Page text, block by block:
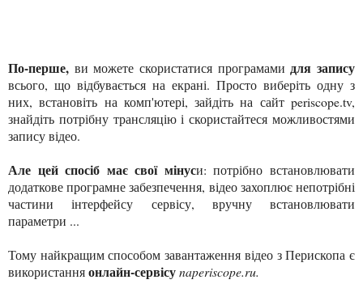
По-перше, ви можете скористатися програмамидля запису
всього, що відбувається на екрані. Просто виберіть одну з
них, встановіть на комп'ютері, зайдіть на сайт periscope.tv,
знайдіть потрібну трансляцію і скористайтеся можливостями
запису відео.
Але цей спосіб має свої мінуси: потрібно встановлювати
додаткове програмне забезпечення, відео захоплює непотрібні
частини інтерфейсу сервісу, вручну встановлювати
параметри ...
Тому найкращим способом завантаження відео з Перископа є
використанняонлайн-сервісуnaperiscope.ru.